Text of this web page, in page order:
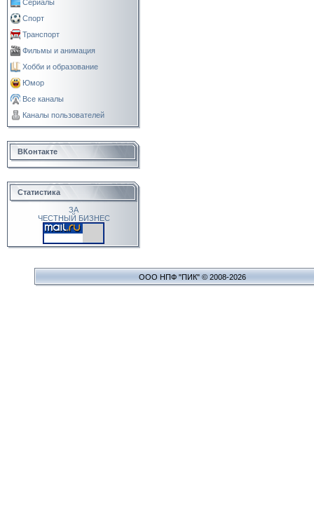
Сериалы
Спорт
Транспорт
Фильмы и анимация
Хобби и образование
Юмор
Все каналы
Каналы пользователей
ВКонтакте
Статистика
ЗА
ЧЕСТНЫЙ БИЗНЕС
ООО НПФ "ПИК" © 2008-2026